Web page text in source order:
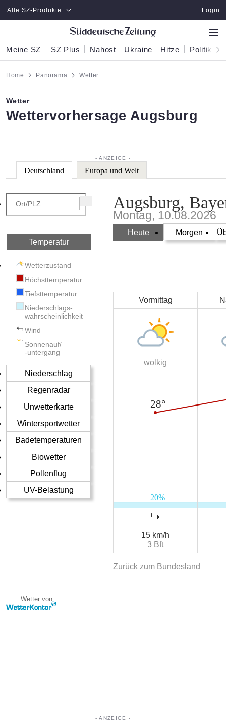
Zum Hauptinhalt springen
Alle SZ-Produkte Login
Meine SZ SZ Plus Nahost Ukraine Hitze Politik
Home Panorama Wetter
Wetter
:
Wettervorhersage Augsburg
Deutschland Europa und Welt
Temperatur
Wetterzustand
Höchsttemperatur
Tiefsttemperatur
Niederschlags-
wahrscheinlichkeit
Wind
Sonnenauf/
-untergang
Niederschlag
Regenradar
Unwetterkarte
Wintersportwetter
Badetemperaturen
Biowetter
Pollenflug
UV-Belastung
Augsburg,
Montag, 10.08.2026
Heute Morgen
Vormittag
wolkig
15 km/h
3 Bft
Zurück zum Bundesland
Wetter von